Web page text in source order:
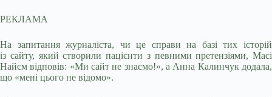
РЕКЛАМА
На запитання журналіста, чи це справи на базі тих історій
із сайту, який створили пацієнти з певними претензіями, Масі
Найєм відповів: «Ми сайт не знаємо!», а Анна Калинчук додала,
що «мені цього не відомо».